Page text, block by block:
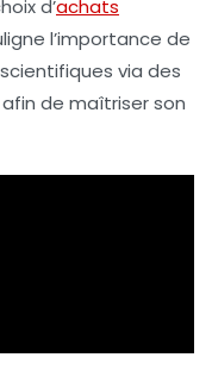
d’achats
l’importance de
via des
afin de maîtriser son